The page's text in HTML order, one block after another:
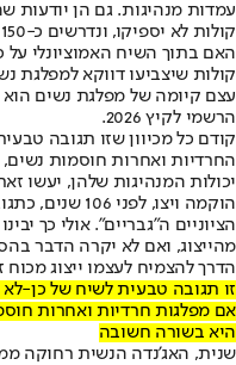
קולות לא יספיקו, ונדרשים כ-150 אלף קולות כדי לעבור את אחוז החסימה.
האם בתוך השיח האמוציונלי על
קולות שיצביעו דווקא למפלגת
עצם קיומה של מפלגת נשים
הרשמי לקיץ 2026.
קודם כל מכיוון שזו תגובה
החרדיות ואחרות חוסמות
יכולות המנהיגות שלהן, יעשו
הוקמה ויצו,
הציוניים ה"גבריים". אולי כך
מהייצוג, ואם לא יקרה הדבר
הדרך להצמיח לעצמו ייצוג
זו תגובה טבעית לשיח של כן-לא
אם מפלגות חרדיות ואחרות
היא בשורה חשובה
שנית, האג'נדה הנשית רחוקה